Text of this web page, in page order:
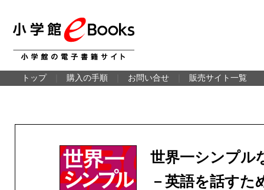
トップ 購入の手順 お問い合せ 販売サイト一覧
世界一シンプル
－英語を話すた